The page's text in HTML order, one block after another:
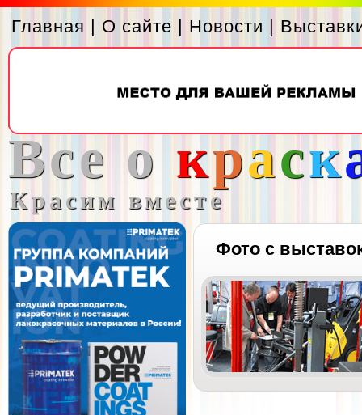
Главная | О сайте | Новости |
Все о краск
Красим вместе
Фото с